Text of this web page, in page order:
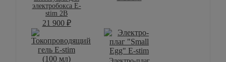
электробокса E-
stim 2B
21 900 ₽